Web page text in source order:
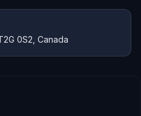
0S2, Canada